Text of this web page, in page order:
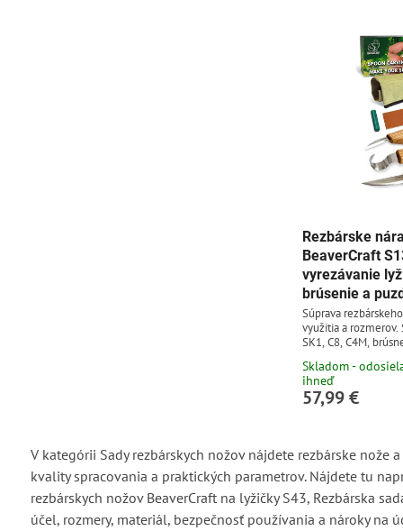
Rezbárske
BeaverCraft
vyrezávanie
brúsenie a
Súprava
využitia a rozmerov.
SK1, C8, C4M,
Skladom -
ihneď
57,99 €
V kategórii Sady rezbárskych nožov nájdete rezbárske
kvality spracovania a praktických parametrov. Nájdete tu
rezbárskych nožov BeaverCraft na lyžičky S43, Rezbárska
účel, rozmery, materiál, bezpečnosť používania a nároky na